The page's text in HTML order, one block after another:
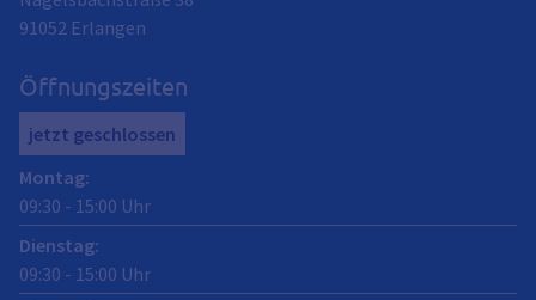
91052 Erlangen
Öffnungszeiten
jetzt geschlossen
Montag:
09:30 - 15:00 Uhr
Dienstag:
09:30 - 15:00 Uhr